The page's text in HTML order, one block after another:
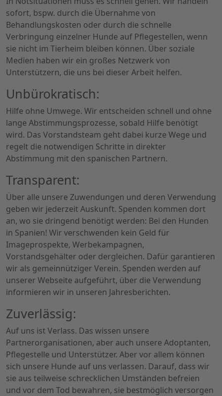
sofort, bspw. durch die Übernahme von
Behandlungskosten oder durch die schnelle
Verbringung einzelner Hunde auf Pflegestellen, wenn
sie nicht im Tierheim bleiben können. Über soziale
Medien haben wir ein großes Netzwerk von
Unterstützern, die uns bei dieser Arbeit helfen.
Unbürokratisch:
Hilfe ohne Umwege. Wir entscheiden schnell und ohne
lange Abstimmungsprozesse, sobald Hilfe benötigt
wird. Das Vorstandsteam geht dabei kurze Wege und
regelt die notwendigen Schritte in direkter
Abstimmung mit den spanischen Partnern.
Transparent:
Über alle unsere Zuwendungen und deren Verwendung
geben wir jederzeit Auskunft. Spenden kommen dort
an, wo sie dringend benötigt werden: Bei den Hunden
in Spanien! Wir verschwenden kein Geld für
Imageprospekte, Werbekampagnen,
Vorstandsgehälter oder dergleichen. Dafür garantieren
wir als gemeinnütziger Verein. Spenden werden auf
unserer Webseite aufgeführt, über die Verwendung
informieren wir in unseren Jahresberichten.
Zuverlässig:
Auf uns ist Verlass. Das wissen unsere
Partnerorganisationen, aber auch unsere Adoptanten,
Pflegestelle und Unterstützer. Aber vor allem können
sich unsere Hunde auf uns verlassen. Darauf, dass wir
sie aus teilweise schrecklichen Umständen befreien
und vor dem Tod bewahren, sie bestmöglich versorgen